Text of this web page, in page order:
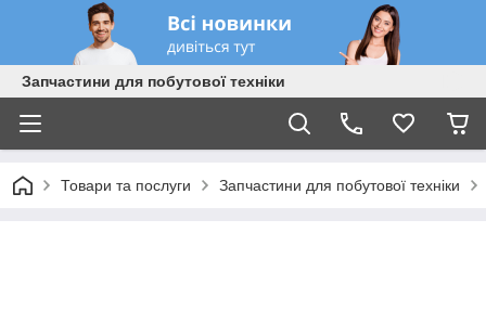
Запчастини для побутової техніки
Товари та послуги Запчастини для побутової техніки